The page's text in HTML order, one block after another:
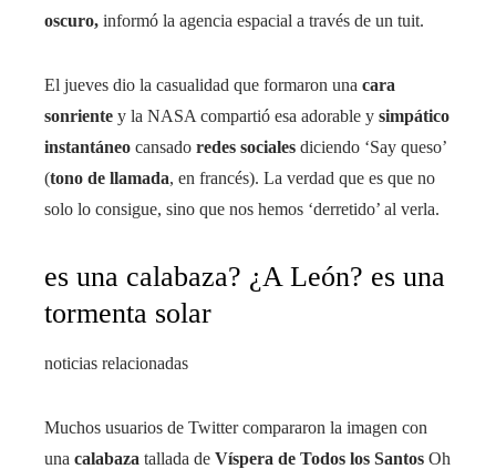
oscuro, informó la agencia espacial a través de un tuit.
El jueves dio la casualidad que formaron una cara
sonriente y la NASA compartió esa adorable y simpático
instantáneo cansado redes sociales diciendo ‘Say queso’
(tono de llamada, en francés). La verdad que es que no
solo lo consigue, sino que nos hemos ‘derretido’ al verla.
es una calabaza? ¿A León? es una
tormenta solar
noticias relacionadas
Muchos usuarios de Twitter compararon la imagen con
una calabaza tallada de Víspera de Todos los Santos Oh